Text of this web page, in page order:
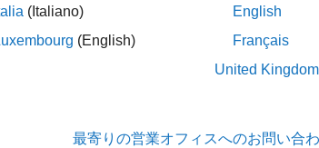
のピクセルを決定するために、Image
ピクセルを 5×5 のサブピクセル グリッドに分割
(Italiano)
(English)
English
Français
United Kingdom
最寄りの営業オフィスへのお問い合